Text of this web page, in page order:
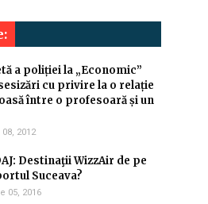
a poliției la „Economic”
cu privire la o relație
între o profesoară și un
2012
Destinaţii WizzAir de pe
Suceava?
05, 2016